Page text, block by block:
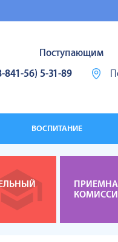
Поступающим
841-56) 5-31-89
ВОСПИТАНИЕ